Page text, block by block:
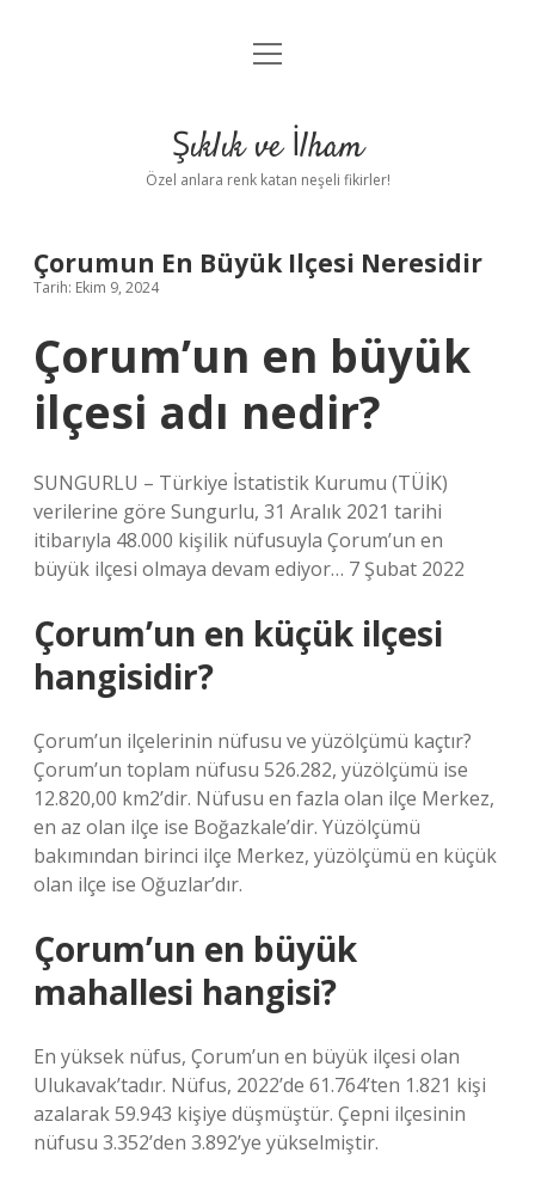
Anasayfa
Yasal Uyarı
menüyü
Şıklık ve İlham
Özel anlara renk katan neşeli fikirler!
Çorumun En Büyük Ilçesi Neresidir
Tarih: Ekim 9, 2024
Çorum’un en büyük
ilçesi adı nedir?
SUNGURLU – Türkiye İstatistik Kurumu (TÜİK)
verilerine göre Sungurlu, 31 Aralık 2021 tarihi
itibarıyla 48.000 kişilik nüfusuyla Çorum’un en
büyük ilçesi olmaya devam ediyor… 7 Şubat 2022
Çorum’un en küçük ilçesi
hangisidir?
Çorum’un ilçelerinin nüfusu ve yüzölçümü kaçtır?
Çorum’un toplam nüfusu 526.282, yüzölçümü ise
12.820,00 km2’dir. Nüfusu en fazla olan ilçe Merkez,
en az olan ilçe ise Boğazkale’dir. Yüzölçümü
bakımından birinci ilçe Merkez, yüzölçümü en küçük
olan ilçe ise Oğuzlar’dır.
Çorum’un en büyük
mahallesi hangisi?
En yüksek nüfus, Çorum’un en büyük ilçesi olan
Ulukavak’tadır. Nüfus, 2022’de 61.764’ten 1.821 kişi
azalarak 59.943 kişiye düşmüştür. Çepni ilçesinin
nüfusu 3.352’den 3.892’ye yükselmiştir.